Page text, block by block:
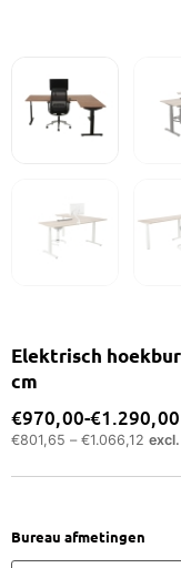
Elektrisch
cm
€970,00-€1.290,00
Prijsklasse:
€970,00
tot
€801,65 – €1.066,12
Bureau afmetingen
Elektrisch
hoekbureau